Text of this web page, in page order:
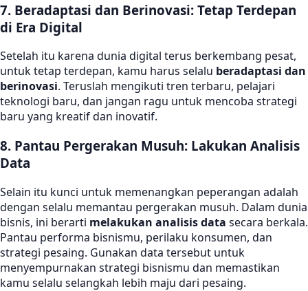
7. Beradaptasi dan Berinovasi: Tetap Terdepan
di Era Digital
Setelah itu karena dunia digital terus berkembang pesat,
untuk tetap terdepan, kamu harus selalu beradaptasi dan
berinovasi. Teruslah mengikuti tren terbaru, pelajari
teknologi baru, dan jangan ragu untuk mencoba strategi
baru yang kreatif dan inovatif.
8. Pantau Pergerakan Musuh: Lakukan Analisis
Data
Selain itu kunci untuk memenangkan peperangan adalah
dengan selalu memantau pergerakan musuh. Dalam dunia
bisnis, ini berarti melakukan analisis data secara berkala.
Pantau performa bisnismu, perilaku konsumen, dan
strategi pesaing. Gunakan data tersebut untuk
menyempurnakan strategi bisnismu dan memastikan
kamu selalu selangkah lebih maju dari pesaing.